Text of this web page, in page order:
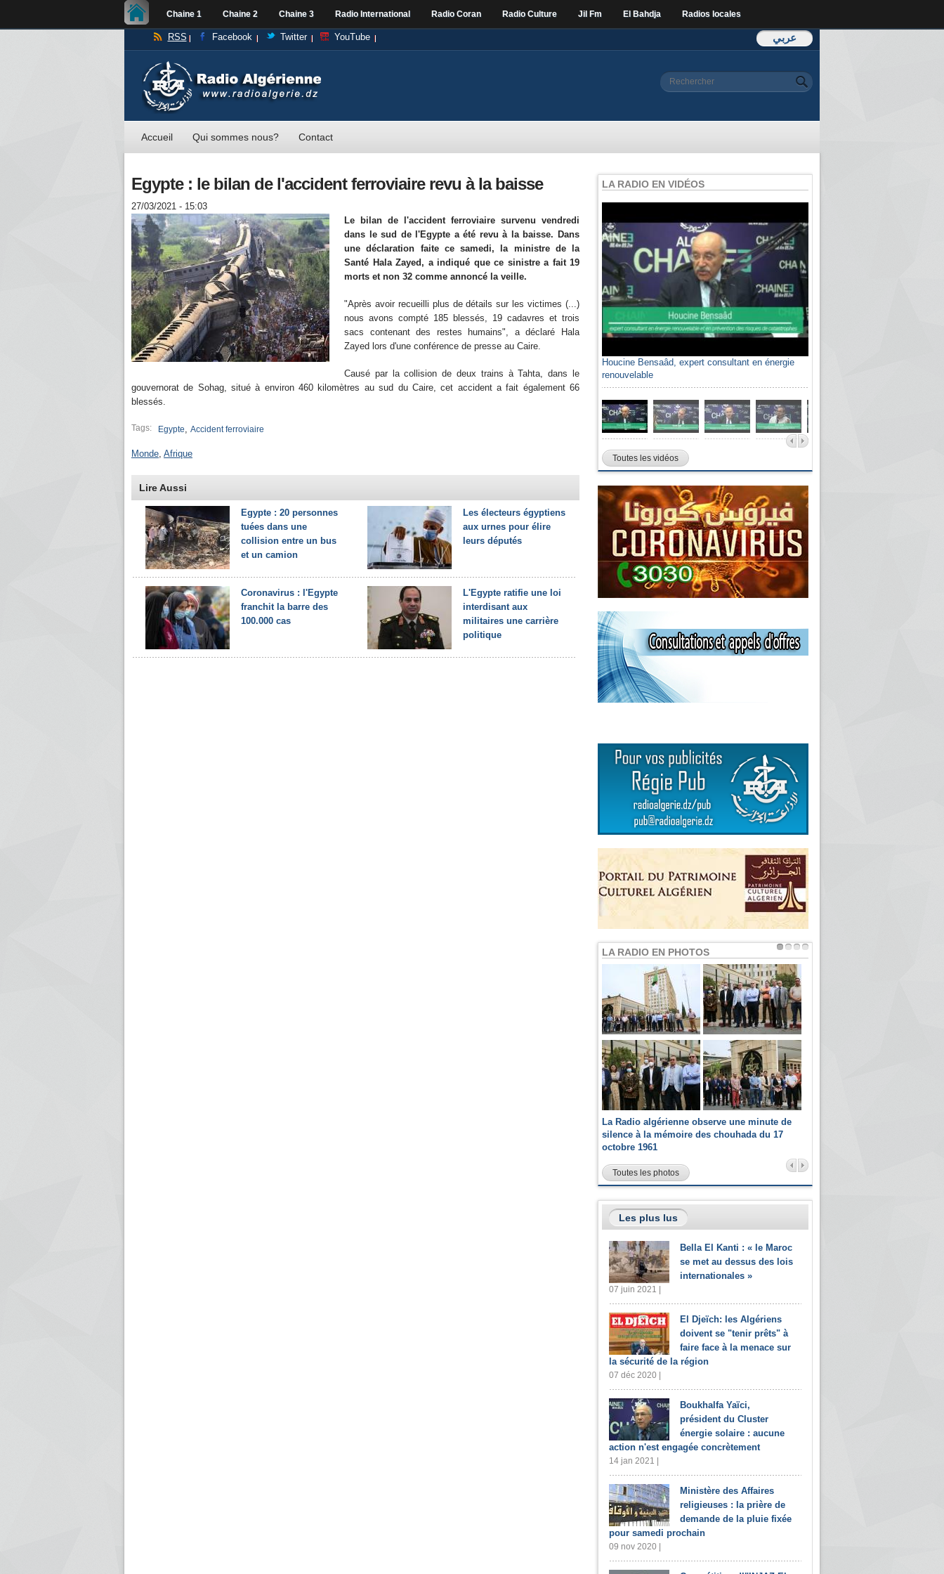
Chaine 1 Chaine 2 Chaine 3 Radio International Radio Coran Radio Culture Jil Fm El Bahdja Radios locales
عربي RSS Facebook Twitter YouTube
Formulaire de
Rechercher
Accueil Qui sommes nous? Contact
Egypte : le bilan de l'accident ferroviaire revu à la baisse
27/03/2021 - 15:03
Le bilan de l'accident ferroviaire survenu vendredi
dans le sud de l'Egypte a été revu à la baisse. Dans
une déclaration faite ce samedi, la ministre de la
Santé Hala Zayed, a indiqué que ce sinistre a fait 19
morts et non 32 comme annoncé la veille.
"Après avoir recueilli plus de détails sur les victimes (...)
nous avons compté 185 blessés, 19 cadavres et trois
sacs contenant des restes humains", a déclaré Hala
Zayed lors d'une conférence de presse au Caire.
Causé par la collision de deux trains à Tahta, dans le
gouvernorat de Sohag, situé à environ 460 kilomètres au sud du Caire, cet accident a fait également 66
blessés.
Tags: Egypte, Accident ferroviaire
Monde, Afrique
Lire Aussi
Egypte : 20 personnes
tuées dans une
collision entre un bus
et un camion
Les électeurs égyptiens
aux urnes pour élire
leurs députés
Coronavirus : l'Egypte
franchit la barre des
100.000 cas
L'Egypte ratifie une loi
interdisant aux
militaires une carrière
politique
LA RADIO EN VIDÉOS
Houcine Bensaâd, expert consultant en énergie
renouvelable
Toutes les vidéos
LA RADIO EN PHOTOS
La Radio algérienne observe une minute de
silence à la mémoire des chouhada du 17
octobre 1961
Toutes les photos
Les plus lus
Bella El Kanti : « le Maroc
se met au dessus des lois
internationales »
07 juin 2021 |
El Djeïch: les Algériens
doivent se "tenir prêts" à
faire face à la menace sur
la sécurité de la région
07 déc 2020 |
Boukhalfa Yaïci,
président du Cluster
énergie solaire : aucune
action n'est engagée concrètement
14 jan 2021 |
Ministère des Affaires
religieuses : la prière de
demande de la pluie fixée
pour samedi prochain
09 nov 2020 |